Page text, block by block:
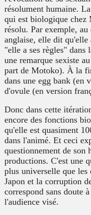
résolument humaine.
qui est biologique chez
résolu. Par exemple,
anglaise, elle dit qu'elle
"elle a ses règles"
une remarque sexiste
part de Motoko). À la
dans une egg bank (en
d'ovule (en version
Donc dans cette
encore des fonctions
qu'elle est quasiment
dans l'animé. Et ceci
questionnement de son
productions. C'est une
plus universelle que
Japon et la corruption
correspond sans doute
l'audience visé.